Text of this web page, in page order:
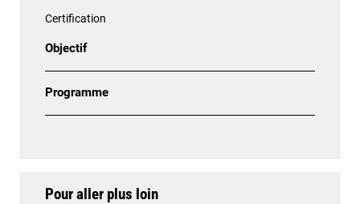
Certification
Objectif
Programme
Pour aller plus loin